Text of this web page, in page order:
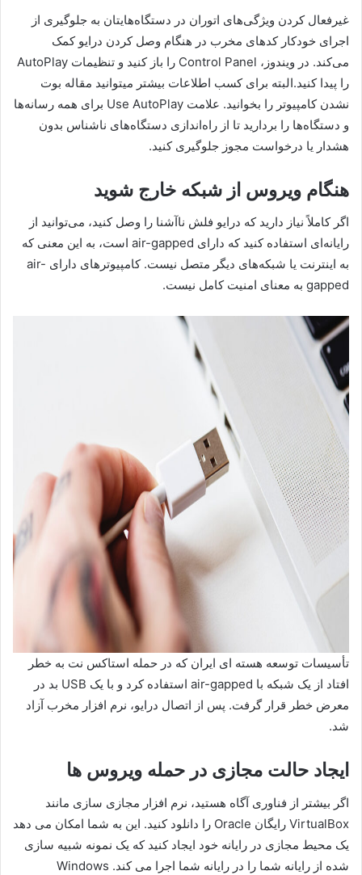
غیرفعال کردن ویژگی‌های اتوران در دستگاه‌هایتان به جلوگیری از
اجرای خودکار کدهای مخرب در هنگام وصل کردن درایو کمک
می‌کند. در ویندوز، Control Panel را باز کنید و تنظیمات AutoPlay
را پیدا کنید.البته برای کسب اطلاعات بیشتر میتوانید مقاله بوت
نشدن کامپیوتر را بخوانید. علامت Use AutoPlay برای همه رسانه‌ها
و دستگاه‌ها را بردارید تا از راه‌اندازی دستگاه‌های ناشناس بدون
هشدار یا درخواست مجوز جلوگیری کنید.
هنگام ویروس از شبکه خارج شوید
اگر کاملاً نیاز دارید که درایو فلش ناآشنا را وصل کنید، می‌توانید از
رایانه‌ای استفاده کنید که دارای air-gapped است، به این معنی که
به اینترنت یا شبکه‌های دیگر متصل نیست. کامپیوترهای دارای air-
gapped به معنای امنیت کامل نیست.
تأسیسات توسعه هسته ای ایران که در حمله استاکس نت به خطر
افتاد از یک شبکه با air-gapped استفاده کرد و با یک USB بد در
معرض خطر قرار گرفت. پس از اتصال درایو، نرم افزار مخرب آزاد
شد.
ایجاد حالت مجازی در حمله ویروس ها
اگر بیشتر از فناوری آگاه هستید، نرم افزار مجازی سازی مانند
VirtualBox رایگان Oracle را دانلود کنید. این به شما امکان می دهد
یک محیط مجازی در رایانه خود ایجاد کنید که یک نمونه شبیه سازی
شده از رایانه شما را در رایانه شما اجرا می کند. Windows